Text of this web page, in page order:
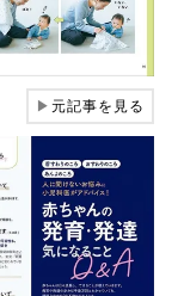
▶元記事を見る